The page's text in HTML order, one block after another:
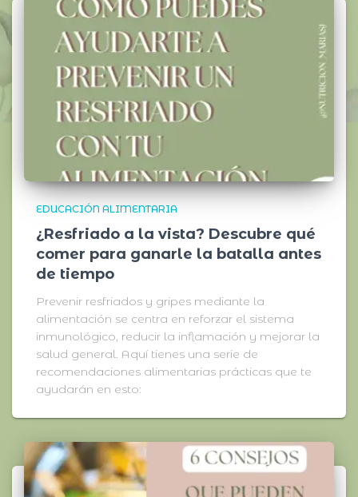
EDUCACIÓN ALIMENTARIA
¿Resfriado a la vista? Descubre qué
comer para ganarle la batalla antes
de tiempo
Prevenir resfriados y gripes mediante la
alimentación se centra en reforzar el sistema
inmunológico, reducir la inflamación y mejorar la
salud general. Aquí tienes una serie de
recomendaciones alimentarias prácticas que te
ayudarán en esto: